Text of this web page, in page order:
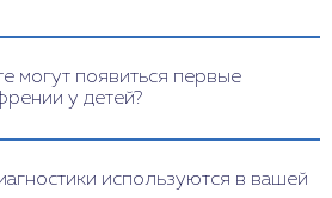
могут появиться первые
у детей?
шизофрении у детей могут
бред, нарушения
используются в вашей